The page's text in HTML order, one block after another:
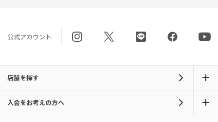
公式アカウント
店舗を探す
入会をお考えの方へ